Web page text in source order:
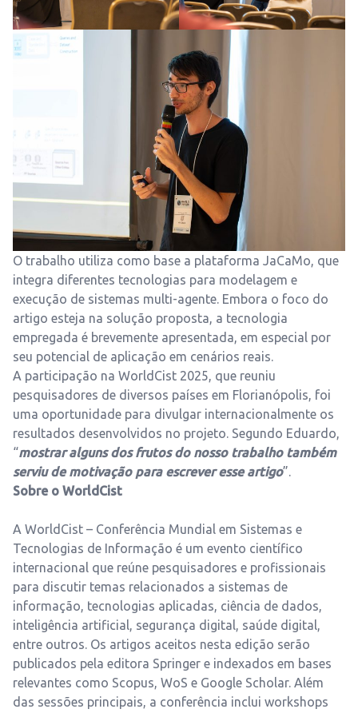
O trabalho utiliza como base a plataforma JaCaMo, que
integra diferentes tecnologias para modelagem e
execução de sistemas multi-agente. Embora o foco do
artigo esteja na solução proposta, a tecnologia
empregada é brevemente apresentada, em especial por
seu potencial de aplicação em cenários reais.
A participação na WorldCist 2025, que reuniu
pesquisadores de diversos países em Florianópolis, foi
uma oportunidade para divulgar internacionalmente os
resultados desenvolvidos no projeto. Segundo Eduardo,
“mostrar alguns dos frutos do nosso trabalho também
serviu de motivação para escrever esse artigo”.
Sobre o WorldCist
A WorldCist – Conferência Mundial em Sistemas e
Tecnologias de Informação é um evento científico
internacional que reúne pesquisadores e profissionais
para discutir temas relacionados a sistemas de
informação, tecnologias aplicadas, ciência de dados,
inteligência artificial, segurança digital, saúde digital,
entre outros. Os artigos aceitos nesta edição serão
publicados pela editora Springer e indexados em bases
relevantes como Scopus, WoS e Google Scholar. Além
das sessões principais, a conferência inclui workshops